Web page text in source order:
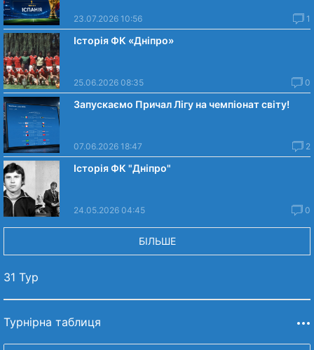
23.07.2026 10:56 1
Історія ФК «Дніпро»
25.06.2026 08:35 0
Запускаємо Причал Лігу на чемпіонат світу!
07.06.2026 18:47 2
Історія ФК "Дніпро"
24.05.2026 04:45 0
БІЛЬШЕ
31 Тур
Турнірна таблиця